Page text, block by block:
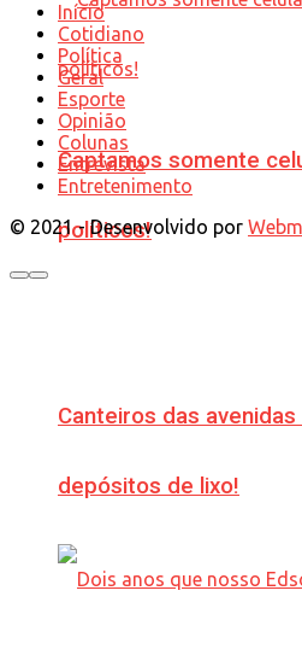
Captamos somente
políticos!
Canteiros das
depósitos de lixo!
Início
Cotidiano
Política
Geral
Esporte
Opinião
Colunas
Entrevista
Entretenimento
© 2021 - Desenvolvido por